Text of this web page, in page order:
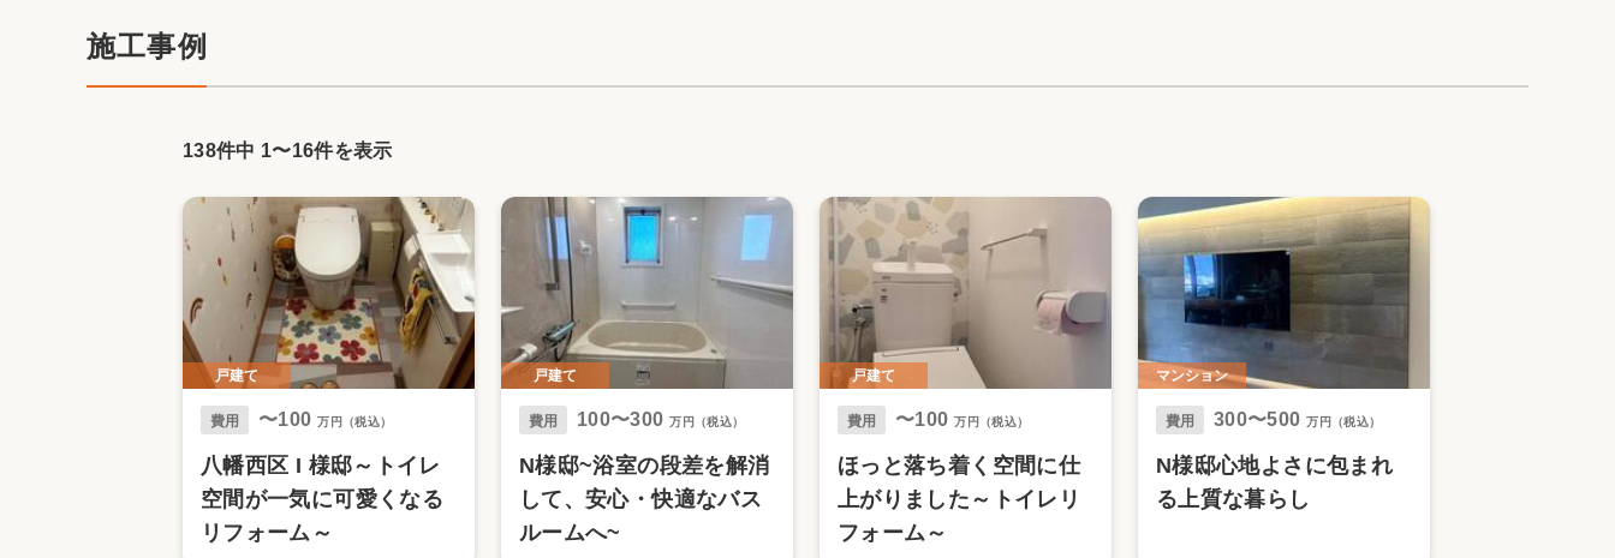
趣味を楽しむ
お客さまの声 3Dシミュレーション
リフォームコンシェルジュ® ライフスタイルコンパス リフォームアクセル
中古物件探しから性能向上リフォームをワン
リフォームお役立ち情報
おすすめ情報
施工事例
138件中 1〜16件を表示
戸建て
費用 〜100 万円（税込）
八幡西区 I 様邸～トイレ
空間が一気に可愛くなる
リフォーム～
戸建て
費用 100〜300 万円（税込）
N様邸~浴室の段差を解消
して、安心・快適なバス
ルームへ~
戸建て
費用 〜100 万円（税込）
ほっと落ち着く空間に仕
上がりました～トイレリ
フォーム～
マンション
費用 300〜500 万円（税込）
N様邸心地よさに包まれ
る上質な暮らし